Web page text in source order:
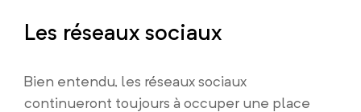
Les réseaux sociaux
Bien entendu, les réseaux sociaux
continueront toujours à occuper une place